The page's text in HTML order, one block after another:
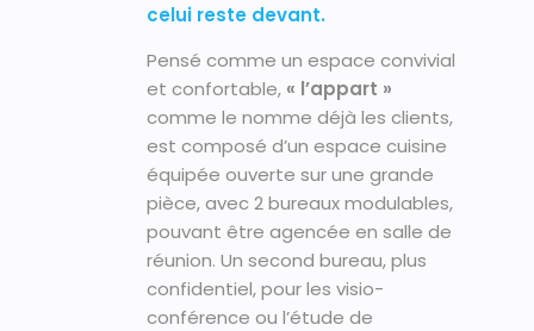
celui reste devant.
Pensé comme un espace convivial
et confortable, « l’appart »
comme le nomme déjà les clients,
est composé d’un espace cuisine
équipée ouverte sur une grande
pièce, avec 2 bureaux modulables,
pouvant être agencée en salle de
réunion. Un second bureau, plus
confidentiel, pour les visio-
conférence ou l’étude de